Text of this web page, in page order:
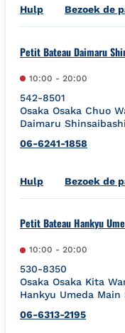
HulpLink Opens in
Bezoek de
Petit Bateau Daimaru
10:00 - 20:00
542-8501
Osaka Osaka Chuo
Daimaru
06-6241-1858
HulpLink Opens in
Bezoek de
Petit Bateau Hankyu
10:00 - 20:00
530-8350
Osaka Osaka Kita
Hankyu Umeda Main
06-6313-2195